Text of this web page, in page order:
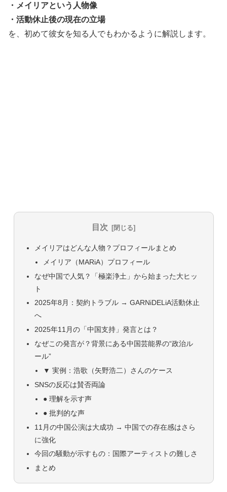
・メイリアという人物像
・活動休止後の現在の立場
を、初めて彼女を知る人でもわかるように解説します。
目次
メイリアはどんな人物？プロフィールまとめ
メイリア（MARiA）プロフィール
なぜ中国で人気？「極楽浄土」から始まった大ヒッ
ト
2025年8月：契約トラブル → GARNiDELiA活動休止
へ
2025年11月の「中国支持」発言とは？
なぜこの発言が？背景にある中国芸能界の“政治ル
ール”
▼ 実例：浩歌（矢野浩二）さんのケース
SNSの反応は賛否両論
● 理解を示す声
● 批判的な声
11月の中国公演は大成功 → 中国での存在感はさら
に強化
今回の騒動が示すもの：国際アーティストの難しさ
まとめ